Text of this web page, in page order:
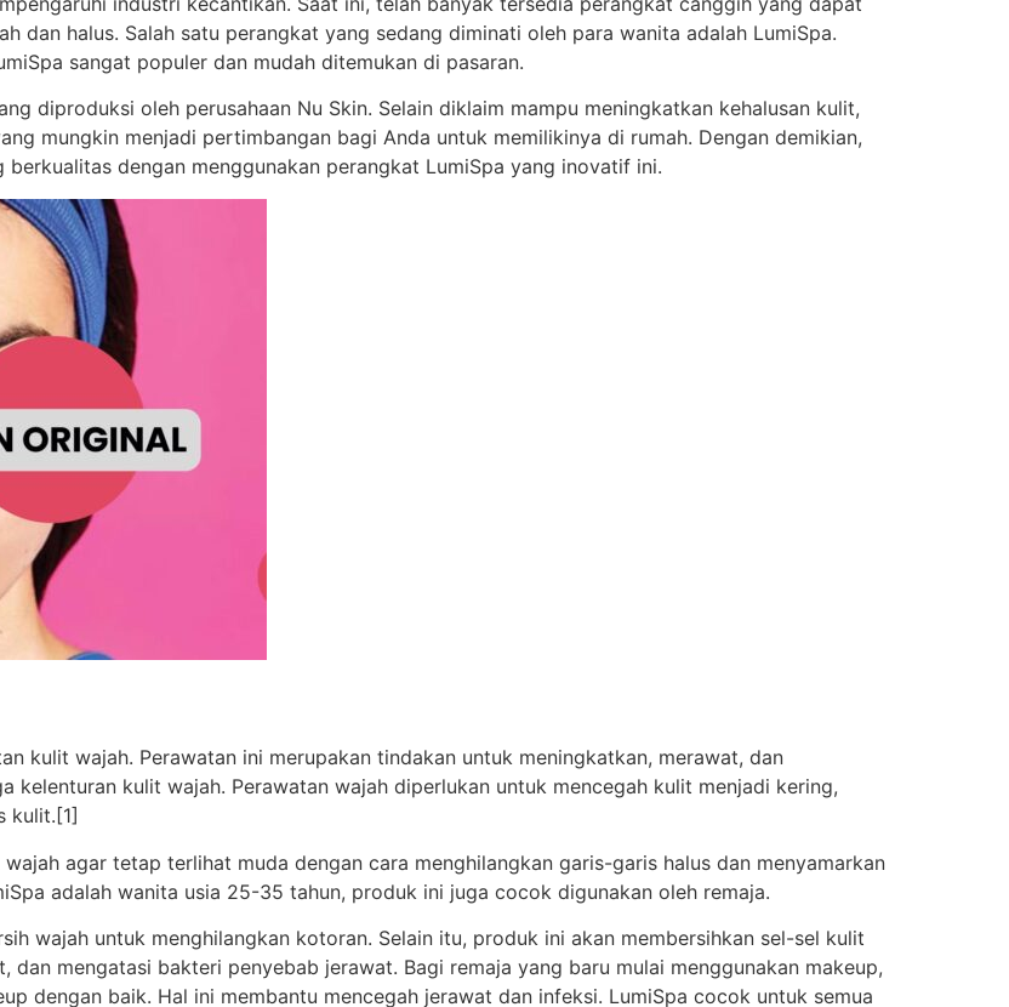
dan halus. Salah satu perangkat yang sedang diminati oleh para wanita adalah LumiSpa.
sangat populer dan mudah ditemukan di pasaran.
diproduksi oleh perusahaan Nu Skin. Selain diklaim mampu meningkatkan kehalusan kulit,
mungkin menjadi pertimbangan bagi Anda untuk memilikinya di rumah. Dengan demikian,
dengan menggunakan perangkat LumiSpa yang inovatif ini.
kulit wajah. Perawatan ini merupakan tindakan untuk meningkatkan, merawat, dan
kelenturan kulit wajah. Perawatan wajah diperlukan untuk mencegah kulit menjadi kering,
kulit.[1]
agar tetap terlihat muda dengan cara menghilangkan garis-garis halus dan menyamarkan
adalah wanita usia 25-35 tahun, produk ini juga cocok digunakan oleh remaja.
wajah untuk menghilangkan kotoran. Selain itu, produk ini akan membersihkan sel-sel kulit
dan mengatasi bakteri penyebab jerawat. Bagi remaja yang baru mulai menggunakan makeup,
dengan baik. Hal ini membantu mencegah jerawat dan infeksi. LumiSpa cocok untuk semua